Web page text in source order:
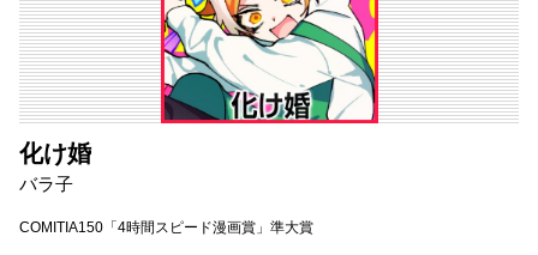
化け婚
バラ子
COMITIA150「4時間スピード漫画賞」準大賞